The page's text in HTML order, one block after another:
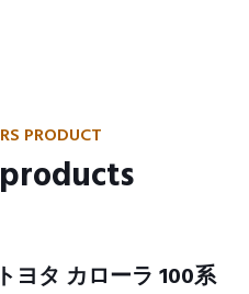
PRODUCT
ヨタ カローラ 100系